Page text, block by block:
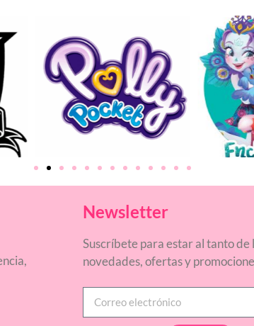
Newsletter
Suscríbete para estar al tanto de
novedades, ofertas y